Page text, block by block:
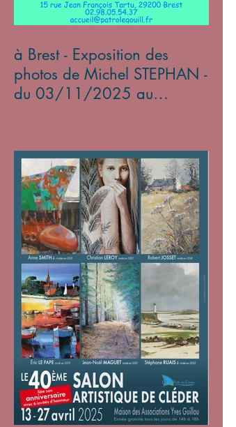
à Brest - Exposition des
photos de Michel STEPHAN -
du 03/11/2025 au